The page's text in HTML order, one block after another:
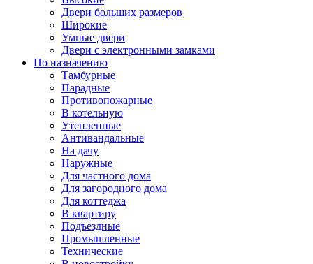
Двери больших размеров
Широкие
Умные двери
Двери с электронными замками
По назначению
Тамбурные
Парадные
Противопожарные
В котельную
Утепленные
Антивандальные
На дачу
Наружные
Для частного дома
Для загородного дома
Для коттеджа
В квартиру
Подъездные
Промышленные
Технические